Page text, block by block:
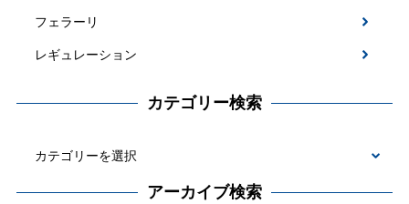
フェラーリ
レギュレーション
カテゴリー検索
アーカイブ検索